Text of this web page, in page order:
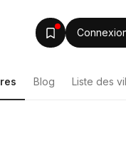
Blog Liste des